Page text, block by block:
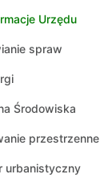
Urzędu
spraw
Środowiska
przestrzenne
urbanistyczny